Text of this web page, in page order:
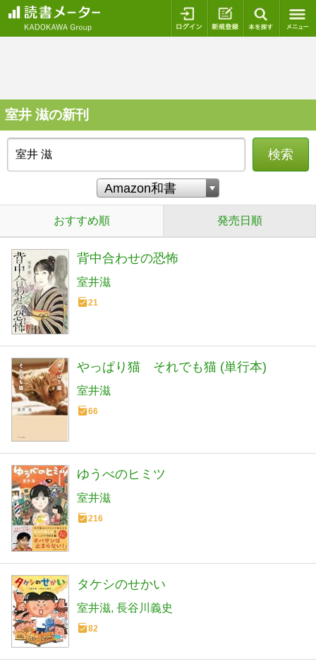
ログイン 新規登録
室井 滋の新刊
検索
おすすめ順 発売日順
背中合わせの恐怖
室井滋
21
やっぱり猫 それでも猫 (単行本)
室井滋
66
ゆうべのヒミツ
室井滋
216
タケシのせかい
室井滋 長谷川義史
82